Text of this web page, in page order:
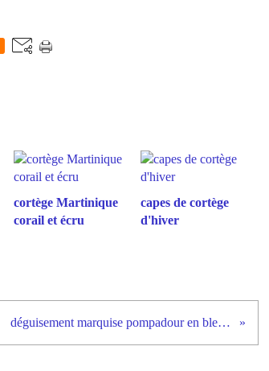
cortège Martinique
corail et écru
capes de cortège
d'hiver
déguisement marquise pompadour en bleu et saumon corail